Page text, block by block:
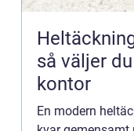
så väljer
kontor
En modern